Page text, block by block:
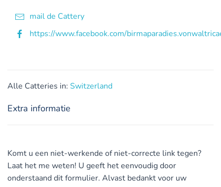
mail de Cattery
https://www.facebook.com/
Alle Catteries in: Switzerland
Extra informatie
Komt u een niet-werkende of niet-correcte link tegen?
Laat het me weten! U geeft het eenvoudig door
onderstaand dit formulier. Alvast bedankt voor uw